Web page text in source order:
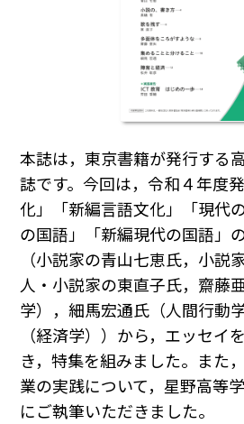
本誌は，東京書籍が発行する
誌です。今回は，令和４年度
化」「新編言語文化」「現代
の国語」「新編現代の国語」
（小説家の青山七恵氏，小説
人・小説家の東直子氏，齋藤
学），細馬宏通氏（人間行動
（経済学））から，エッセイ
き，特集を組みました。また
業の実践について，星野高等
にご執筆いただきました。